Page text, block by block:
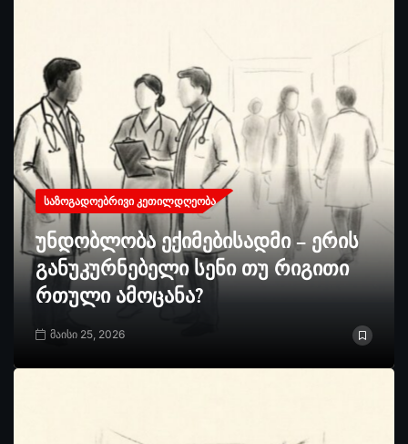
ᲡᲐᲖᲝᲒᲐᲓᲝᲔᲑᲠᲘᲕᲘ ᲙᲔᲗᲘᲚᲓᲦᲔᲝᲑᲐ
უნდობლობა ექიმებისადმი – ერის
განუკურნებელი სენი თუ რიგითი
რთული ამოცანა?
მაისი 25, 2026